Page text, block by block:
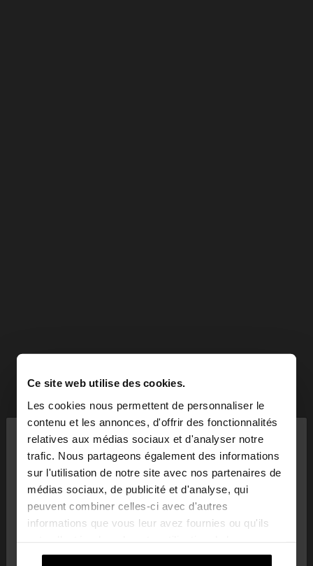
Ce site web utilise des cookies.
Les cookies nous permettent de personnaliser le
contenu et les annonces, d'offrir des fonctionnalités
relatives aux médias sociaux et d'analyser notre
trafic. Nous partageons également des informations
sur l'utilisation de notre site avec nos partenaires de
médias sociaux, de publicité et d'analyse, qui
peuvent combiner celles-ci avec d'autres
informations que vous leur avez fournies ou qu'ils
services.
bonjour ×
Vous accédez au site depuis Luxembourg. Voulez-
vous parcourir notre site au United States?